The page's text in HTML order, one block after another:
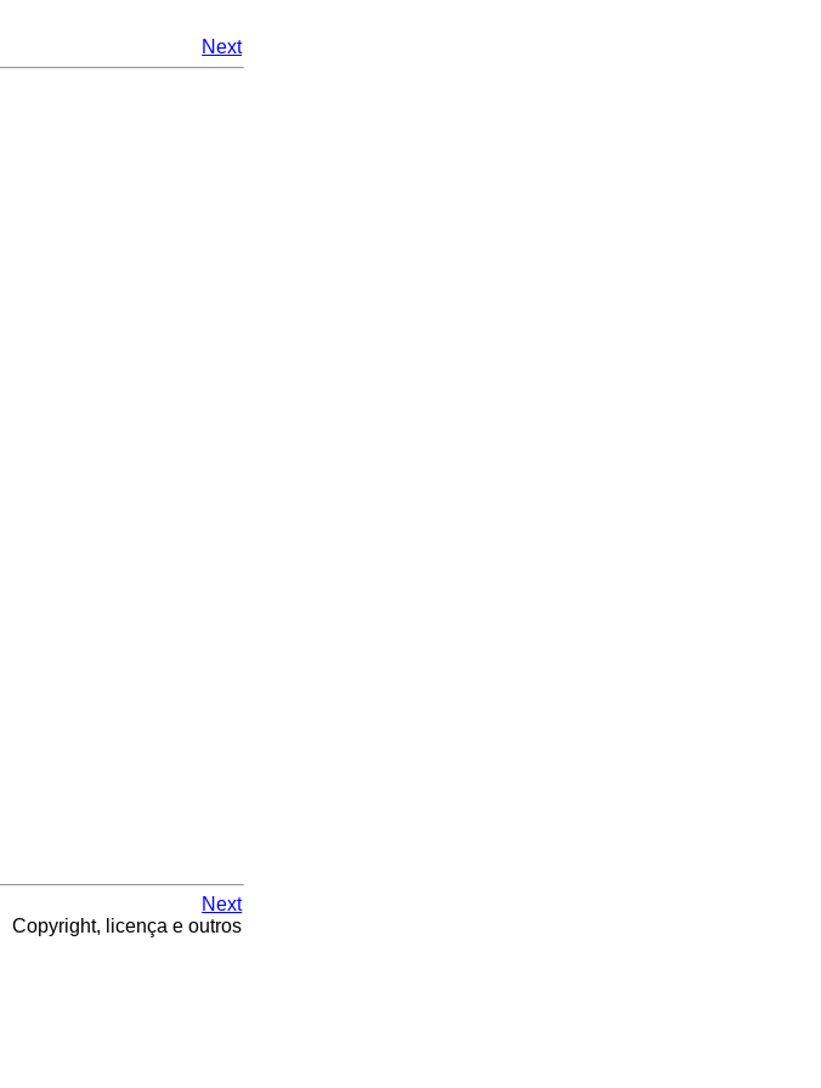
Next
Next
Copyright, licença e outros